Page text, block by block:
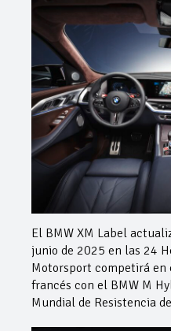
El BMW XM Label
junio de 2025 en las 24
Motorsport competirá
francés con el BMW M
Mundial de Resistencia